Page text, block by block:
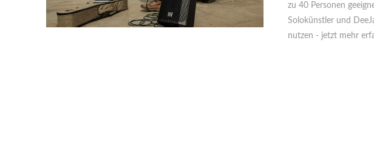
zu 40 Personen
Solokünstler und
nutzen - jetzt mehr